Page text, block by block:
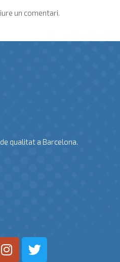
un comentari.
qualitat a Barcelona.